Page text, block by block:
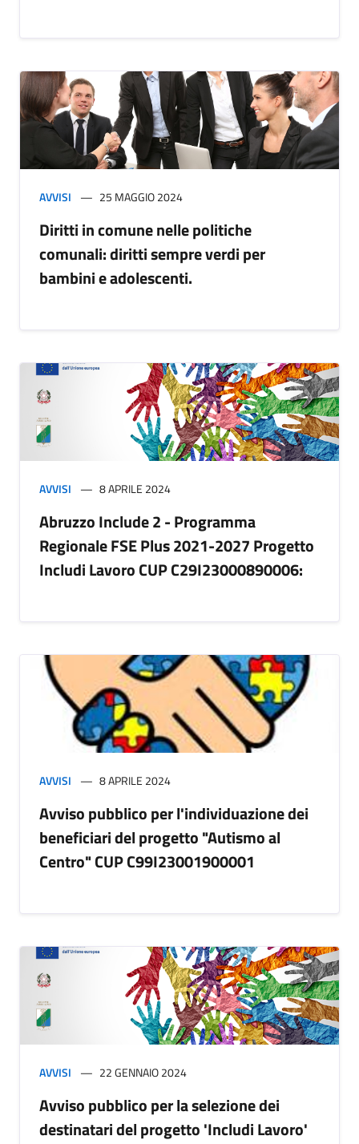
AVVISI 25 MAGGIO 2024
Diritti in comune nelle politiche
comunali: diritti sempre verdi per
bambini e adolescenti.
AVVISI 8 APRILE 2024
Abruzzo Include 2 - Programma
Regionale FSE Plus 2021-2027 Progetto
Includi Lavoro CUP C29I23000890006:
AVVISI 8 APRILE 2024
Avviso pubblico per l'individuazione dei
beneficiari del progetto "Autismo al
Centro" CUP C99I23001900001
AVVISI 22 GENNAIO 2024
Avviso pubblico per la selezione dei
destinatari del progetto 'Includi Lavoro'